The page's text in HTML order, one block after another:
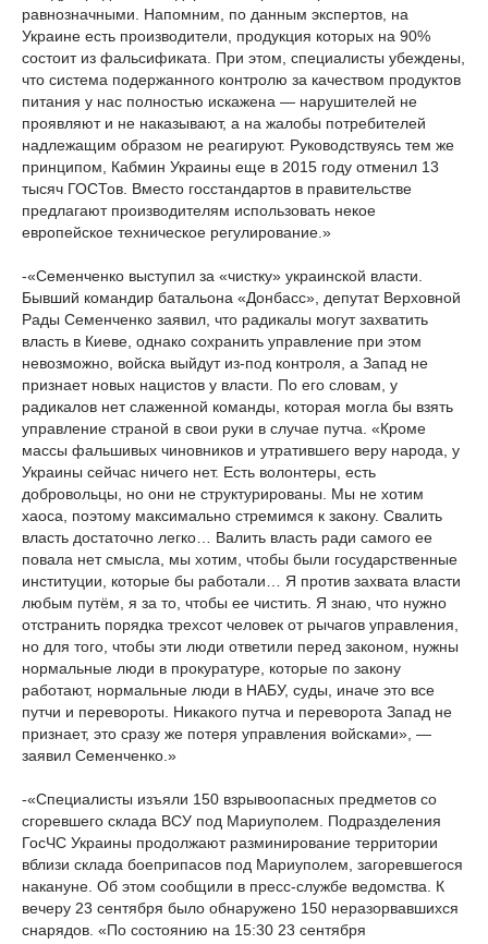
равнозначными. Напомним, по данным экспертов, на
Украине есть производители, продукция которых на 90%
состоит из фальсификата. При этом, специалисты убеждены,
что система подержанного контролю за качеством продуктов
питания у нас полностью искажена — нарушителей не
проявляют и не наказывают, а на жалобы потребителей
надлежащим образом не реагируют. Руководствуясь тем же
принципом, Кабмин Украины еще в 2015 году отменил 13
тысяч ГОСТов. Вместо госстандартов в правительстве
предлагают производителям использовать некое
европейское техническое регулирование.»
-«Семенченко выступил за «чистку» украинской власти.
Бывший командир батальона «Донбасс», депутат Верховной
Рады Семенченко заявил, что радикалы могут захватить
власть в Киеве, однако сохранить управление при этом
невозможно, войска выйдут из-под контроля, а Запад не
признает новых нацистов у власти. По его словам, у
радикалов нет слаженной команды, которая могла бы взять
управление страной в свои руки в случае путча. «Кроме
массы фальшивых чиновников и утратившего веру народа, у
Украины сейчас ничего нет. Есть волонтеры, есть
добровольцы, но они не структурированы. Мы не хотим
хаоса, поэтому максимально стремимся к закону. Свалить
власть достаточно легко… Валить власть ради самого ее
повала нет смысла, мы хотим, чтобы были государственные
институции, которые бы работали… Я против захвата власти
любым путём, я за то, чтобы ее чистить. Я знаю, что нужно
отстранить порядка трехсот человек от рычагов управления,
но для того, чтобы эти люди ответили перед законом, нужны
нормальные люди в прокуратуре, которые по закону
работают, нормальные люди в НАБУ, суды, иначе это все
путчи и перевороты. Никакого путча и переворота Запад не
признает, это сразу же потеря управления войсками», —
заявил Семенченко.»
-«Специалисты изъяли 150 взрывоопасных предметов со
сгоревшего склада ВСУ под Мариуполем. Подразделения
ГосЧС Украины продолжают разминирование территории
вблизи склада боеприпасов под Мариуполем, загоревшегося
накануне. Об этом сообщили в пресс-службе ведомства. К
вечеру 23 сентября было обнаружено 150 неразорвавшихся
снарядов. «По состоянию на 15:30 23 сентября